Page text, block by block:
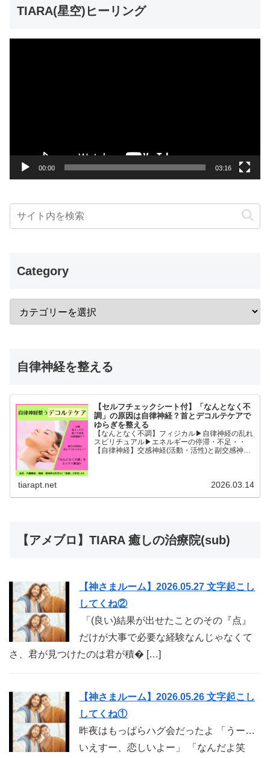
TIARA(星空)ヒーリング
00:00 03:16
Category
自律神経を整える
【セルフチェックシート付】「なんとなく不
調」の原因は自律神経？首とデコルテケアで
ゆらぎを整える
【なんとなく不調】フィジカル▶︎自律神経の乱れ
スピリチュアル▶︎エネルギーの停滞・不足・・
【自律神経】交感神経(活動・活性)と副交感神経
tiarapt.net 2026.03.14
【アメブロ】TIARA 癒しの治療院(sub)
【神さまルーム】2026.05.27 文字起こし
してくね②
「(良い)結果が出せたことのその『点』
だけが大事で必要な経験なんじゃなくて
さ、君が見つけたのは君が積� […]
【神さまルーム】2026.05.26 文字起こし
してくね①
昨夜はもっぱらハグ会だったよ 「うー…
いえすー、恋しいよー」 「なんだよ笑